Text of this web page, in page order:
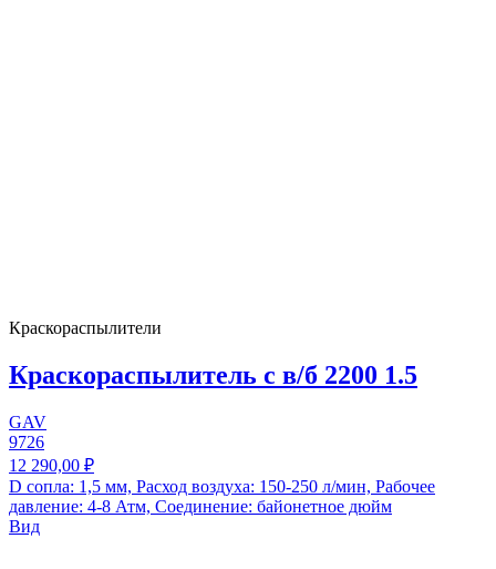
Краскораспылители
Краскораспылитель с в/б 2200 1.5
GAV
9726
12 290,00 ₽
D сопла: 1,5 мм, Расход воздуха: 150-250 л/мин, Рабочее
давление: 4-8 Атм, Соединение: байонетное дюйм
Вид